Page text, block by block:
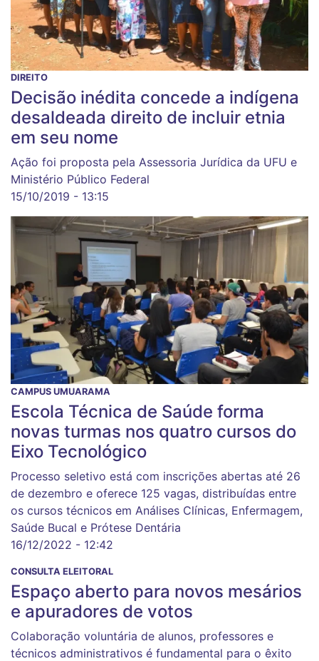
DIREITO
Decisão inédita concede a indígena
desaldeada direito de incluir etnia
em seu nome
Ação foi proposta pela Assessoria Jurídica da UFU e
Ministério Público Federal
15/10/2019 - 13:15
CAMPUS UMUARAMA
Escola Técnica de Saúde forma
novas turmas nos quatro cursos do
Eixo Tecnológico
Processo seletivo está com inscrições abertas até 26
de dezembro e oferece 125 vagas, distribuídas entre
os cursos técnicos em Análises Clínicas, Enfermagem,
Saúde Bucal e Prótese Dentária
16/12/2022 - 12:42
CONSULTA ELEITORAL
Espaço aberto para novos mesários
e apuradores de votos
Colaboração voluntária de alunos, professores e
técnicos administrativos é fundamental para o êxito